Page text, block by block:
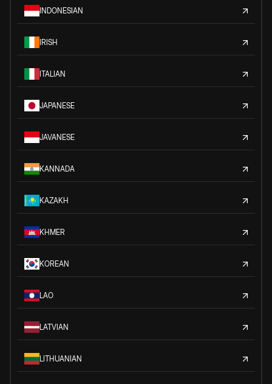
INDONESIAN
IRISH
ITALIAN
JAPANESE
JAVANESE
KANNADA
KAZAKH
KHMER
KOREAN
LAO
LATVIAN
LITHUANIAN